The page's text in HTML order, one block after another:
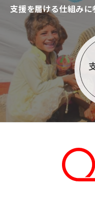
支援を届ける仕組みに